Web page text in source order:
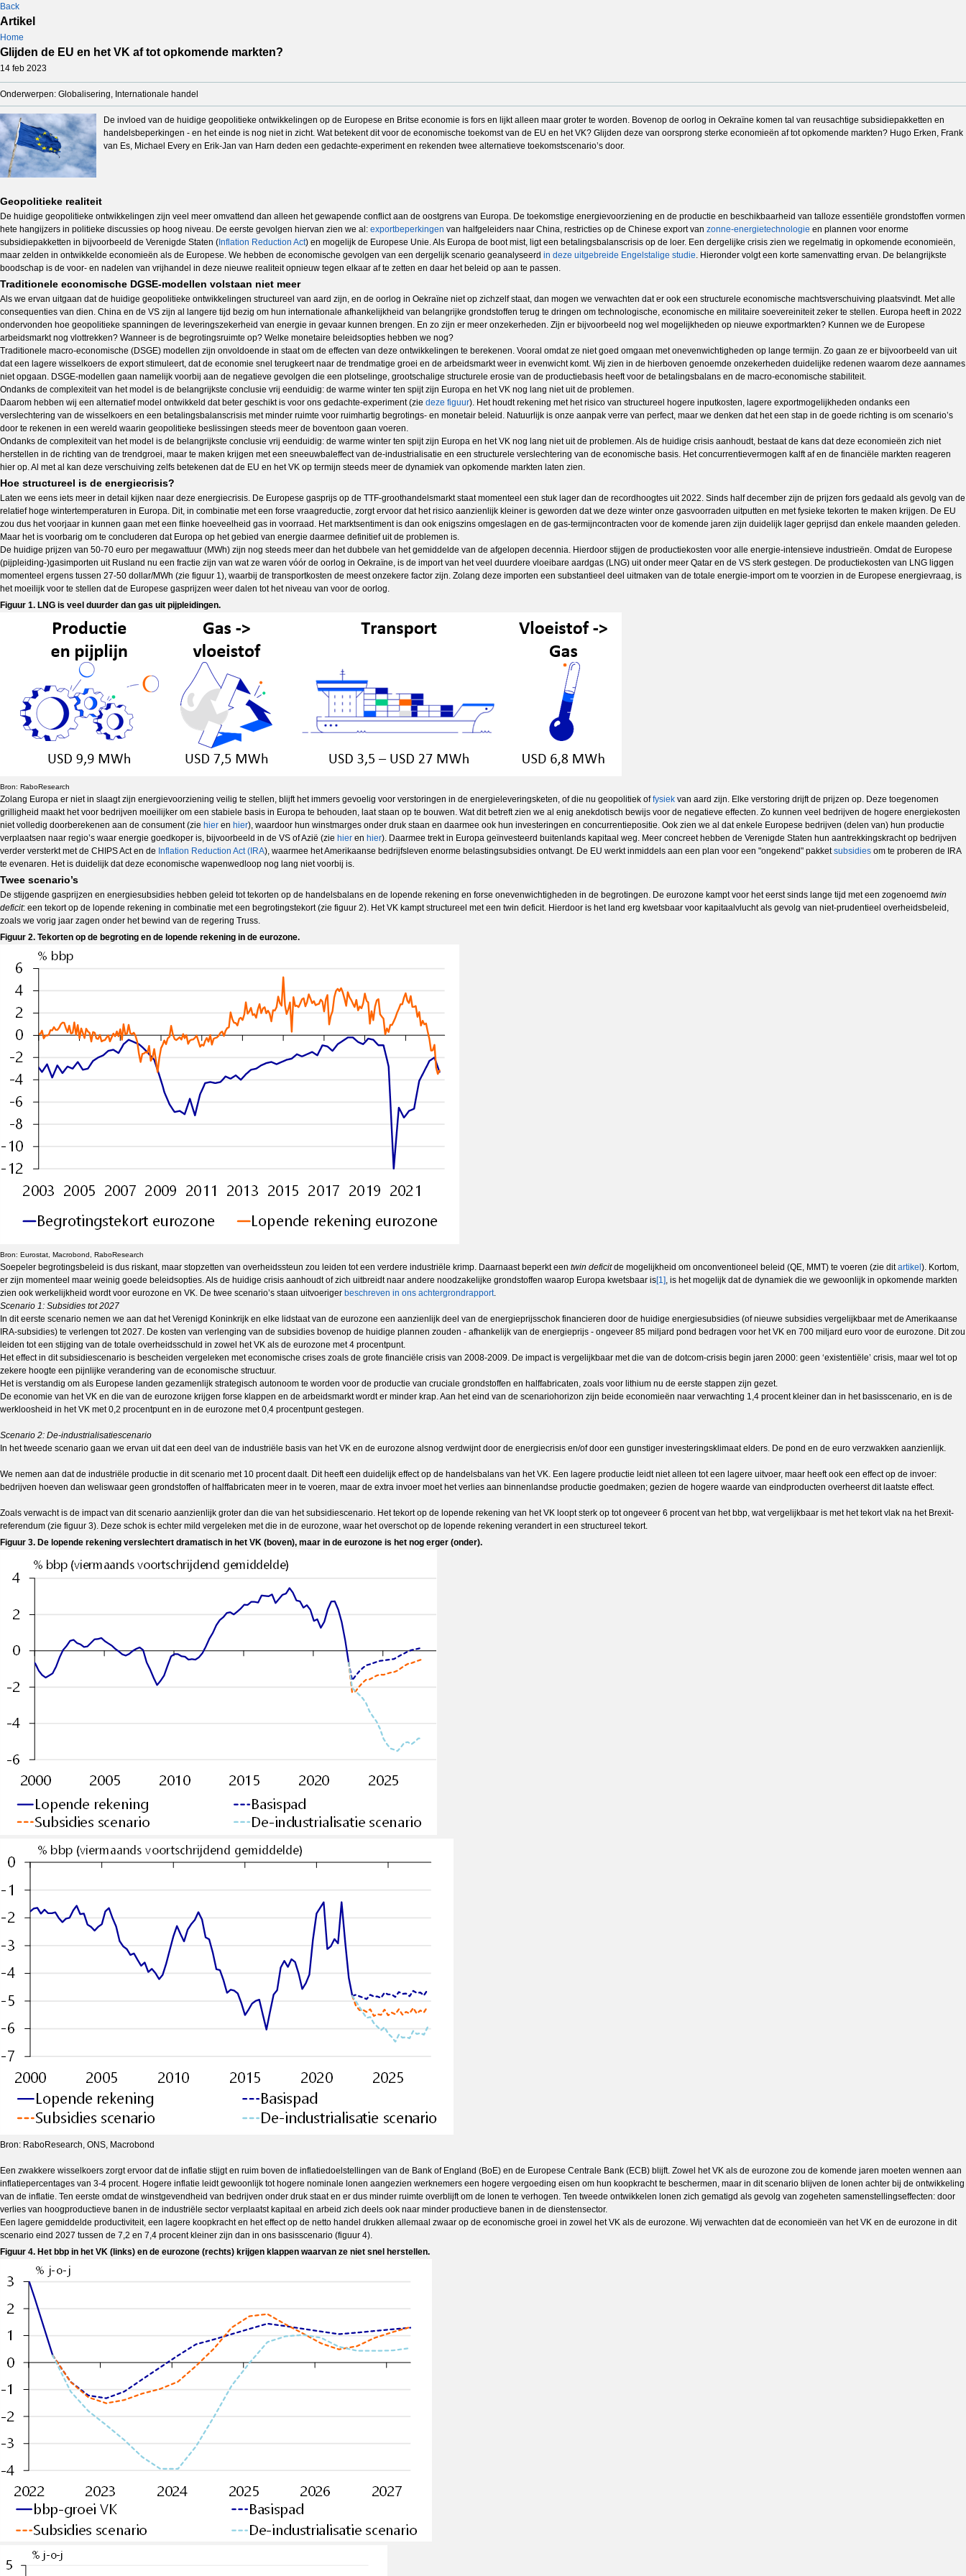
Back
Artikel
Home
Glijden de EU en het VK af tot opkomende markten?
14 feb 2023
Onderwerpen: Globalisering, Internationale handel
De invloed van de huidige geopolitieke ontwikkelingen op de Europese en Britse economie is fors en lijkt alleen maar groter te worden. Bovenop de oorlog in Oekraïne komen tal van reusachtige subsidiepakketten en
handelsbeperkingen - en het einde is nog niet in zicht. Wat betekent dit voor de economische toekomst van de EU en het VK? Glijden deze van oorsprong sterke economieën af tot opkomende markten? Hugo Erken, Frank
van Es, Michael Every en Erik-Jan van Harn deden een gedachte-experiment en rekenden twee alternatieve toekomstscenario’s door.
Geopolitieke realiteit
De huidige geopolitieke ontwikkelingen zijn veel meer omvattend dan alleen het gewapende conflict aan de oostgrens van Europa. De toekomstige energievoorziening en de productie en beschikbaarheid van talloze essentiële grondstoffen vormen
hete hangijzers in politieke discussies op hoog niveau. De eerste gevolgen hiervan zien we al: exportbeperkingen van halfgeleiders naar China, restricties op de Chinese export van zonne-energietechnologie en plannen voor enorme
subsidiepakketten in bijvoorbeeld de Verenigde Staten ( Inflation Reduction Act) en mogelijk de Europese Unie. Als Europa de boot mist, ligt een betalingsbalanscrisis op de loer. Een dergelijke crisis zien we regelmatig in opkomende economieën,
maar zelden in ontwikkelde economieën als de Europese. We hebben de economische gevolgen van een dergelijk scenario geanalyseerd in deze uitgebreide Engelstalige studie. Hieronder volgt een korte samenvatting ervan. De belangrijkste
boodschap is de voor- en nadelen van vrijhandel in deze nieuwe realiteit opnieuw tegen elkaar af te zetten en daar het beleid op aan te passen.
Traditionele economische DGSE-modellen volstaan niet meer
Als we ervan uitgaan dat de huidige geopolitieke ontwikkelingen structureel van aard zijn, en de oorlog in Oekraïne niet op zichzelf staat, dan mogen we verwachten dat er ook een structurele economische machtsverschuiving plaatsvindt. Met alle
consequenties van dien. China en de VS zijn al langere tijd bezig om hun internationale afhankelijkheid van belangrijke grondstoffen terug te dringen om technologische, economische en militaire soevereiniteit zeker te stellen. Europa heeft in 2022
ondervonden hoe geopolitieke spanningen de leveringszekerheid van energie in gevaar kunnen brengen. En zo zijn er meer onzekerheden. Zijn er bijvoorbeeld nog wel mogelijkheden op nieuwe exportmarkten? Kunnen we de Europese
arbeidsmarkt nog vlottrekken? Wanneer is de begrotingsruimte op? Welke monetaire beleidsopties hebben we nog?
Traditionele macro-economische (DSGE) modellen zijn onvoldoende in staat om de effecten van deze ontwikkelingen te berekenen. Vooral omdat ze niet goed omgaan met onevenwichtigheden op lange termijn. Zo gaan ze er bijvoorbeeld van uit
dat een lagere wisselkoers de export stimuleert, dat de economie snel terugkeert naar de trendmatige groei en de arbeidsmarkt weer in evenwicht komt. Wij zien in de hierboven genoemde onzekerheden duidelijke redenen waarom deze aannames
niet opgaan. DSGE-modellen gaan namelijk voorbij aan de negatieve gevolgen die een plotselinge, grootschalige structurele erosie van de productiebasis heeft voor de betalingsbalans en de macro-economische stabiliteit.
Ondanks de complexiteit van het model is de belangrijkste conclusie vrij eenduidig: de warme winter ten spijt zijn Europa en het VK nog lang niet uit de problemen.
Daarom hebben wij een alternatief model ontwikkeld dat beter geschikt is voor ons gedachte-experiment (zie deze figuur). Het houdt rekening met het risico van structureel hogere inputkosten, lagere exportmogelijkheden ondanks een
verslechtering van de wisselkoers en een betalingsbalanscrisis met minder ruimte voor ruimhartig begrotings- en monetair beleid. Natuurlijk is onze aanpak verre van perfect, maar we denken dat het een stap in de goede richting is om scenario’s
door te rekenen in een wereld waarin geopolitieke beslissingen steeds meer de boventoon gaan voeren.
Ondanks de complexiteit van het model is de belangrijkste conclusie vrij eenduidig: de warme winter ten spijt zijn Europa en het VK nog lang niet uit de problemen. Als de huidige crisis aanhoudt, bestaat de kans dat deze economieën zich niet
herstellen in de richting van de trendgroei, maar te maken krijgen met een sneeuwbaleffect van de-industrialisatie en een structurele verslechtering van de economische basis. Het concurrentievermogen kalft af en de financiële markten reageren
hier op. Al met al kan deze verschuiving zelfs betekenen dat de EU en het VK op termijn steeds meer de dynamiek van opkomende markten laten zien.
Hoe structureel is de energiecrisis?
Laten we eens iets meer in detail kijken naar deze energiecrisis. De Europese gasprijs op de TTF-groothandelsmarkt staat momenteel een stuk lager dan de recordhoogtes uit 2022. Sinds half december zijn de prijzen fors gedaald als gevolg van de
relatief hoge wintertemperaturen in Europa. Dit, in combinatie met een forse vraagreductie, zorgt ervoor dat het risico aanzienlijk kleiner is geworden dat we deze winter onze gasvoorraden uitputten en met fysieke tekorten te maken krijgen. De EU
zou dus het voorjaar in kunnen gaan met een flinke hoeveelheid gas in voorraad. Het marktsentiment is dan ook enigszins omgeslagen en de gas-termijncontracten voor de komende jaren zijn duidelijk lager geprijsd dan enkele maanden geleden.
Maar het is voorbarig om te concluderen dat Europa op het gebied van energie daarmee definitief uit de problemen is.
De huidige prijzen van 50-70 euro per megawattuur (MWh) zijn nog steeds meer dan het dubbele van het gemiddelde van de afgelopen decennia. Hierdoor stijgen de productiekosten voor alle energie-intensieve industrieën. Omdat de Europese
(pijpleiding-)gasimporten uit Rusland nu een fractie zijn van wat ze waren vóór de oorlog in Oekraïne, is de import van het veel duurdere vloeibare aardgas (LNG) uit onder meer Qatar en de VS sterk gestegen. De productiekosten van LNG liggen
momenteel ergens tussen 27-50 dollar/MWh (zie figuur 1), waarbij de transportkosten de meest onzekere factor zijn. Zolang deze importen een substantieel deel uitmaken van de totale energie-import om te voorzien in de Europese energievraag, is
het moeilijk voor te stellen dat de Europese gasprijzen weer dalen tot het niveau van voor de oorlog.
Figuur 1. LNG is veel duurder dan gas uit pijpleidingen.
Bron: RaboResearch
Zolang Europa er niet in slaagt zijn energievoorziening veilig te stellen, blijft het immers gevoelig voor verstoringen in de energieleveringsketen, of die nu geopolitiek offysiek van aard zijn. Elke verstoring drijft de prijzen op. Deze toegenomen
grilligheid maakt het voor bedrijven moeilijker om een stabiele basis in Europa te behouden, laat staan op te bouwen. Wat dit betreft zien we al enig anekdotisch bewijs voor de negatieve effecten. Zo kunnen veel bedrijven de hogere energiekosten
niet volledig doorberekenen aan de consument (zie hier en hier), waardoor hun winstmarges onder druk staan en daarmee ook hun investeringen en concurrentiepositie. Ook zien we al dat enkele Europese bedrijven (delen van) hun productie
verplaatsen naar regio’s waar energie goedkoper is, bijvoorbeeld in de VS of Azië (zie hier en hier). Daarmee trekt in Europa geïnvesteerd buitenlands kapitaal weg. Meer concreet hebben de Verenigde Staten hun aantrekkingskracht op bedrijven
verder versterkt met de CHIPS Act en de Inflation Reduction Act (IRA), waarmee het Amerikaanse bedrijfsleven enorme belastingsubsidies ontvangt. De EU werkt inmiddels aan een plan voor een "ongekend" pakketsubsidies om te proberen de IRA
te evenaren. Het is duidelijk dat deze economische wapenwedloop nog lang niet voorbij is.
Twee scenario’s
De stijgende gasprijzen en energiesubsidies hebben geleid tot tekorten op de handelsbalans en de lopende rekening en forse onevenwichtigheden in de begrotingen. De eurozone kampt voor het eerst sinds lange tijd met een zogenoemd twin
deficit: een tekort op de lopende rekening in combinatie met een begrotingstekort (zie figuur 2). Het VK kampt structureel met een twin deficit. Hierdoor is het land erg kwetsbaar voor kapitaalvlucht als gevolg van niet-prudentieel overheidsbeleid,
zoals we vorig jaar zagen onder het bewind van de regering Truss.
Figuur 2. Tekorten op de begroting en de lopende rekening in de eurozone.
Bron: Eurostat, Macrobond, RaboResearch
Soepeler begrotingsbeleid is dus riskant, maar stopzetten van overheidssteun zou leiden tot een verdere industriële krimp. Daarnaast beperkt een twin deficitde mogelijkheid om onconventioneel beleid (QE, MMT) te voeren (zie ditartikel ). Kortom,
er zijn momenteel maar weinig goede beleidsopties. Als de huidige crisis aanhoudt of zich uitbreidt naar andere noodzakelijke grondstoffen waarop Europa kwetsbaar is[1], is het mogelijk dat de dynamiek die we gewoonlijk in opkomende markten
zien ook werkelijkheid wordt voor eurozone en VK. De twee scenario’s staan uitvoeriger beschreven in ons achtergrondrapport.
Scenario 1: Subsidies tot 2027
In dit eerste scenario nemen we aan dat het Verenigd Koninkrijk en elke lidstaat van de eurozone een aanzienlijk deel van de energieprijsschok financieren door de huidige energiesubsidies (of nieuwe subsidies vergelijkbaar met de Amerikaanse
IRA-subsidies) te verlengen tot 2027. De kosten van verlenging van de subsidies bovenop de huidige plannen zouden - afhankelijk van de energieprijs - ongeveer 85 miljard pond bedragen voor het VK en 700 miljard euro voor de eurozone. Dit zou
leiden tot een stijging van de totale overheidsschuld in zowel het VK als de eurozone met 4 procentpunt.
Het effect in dit subsidiescenario is bescheiden vergeleken met economische crises zoals de grote financiële crisis van 2008-2009. De impact is vergelijkbaar met die van de dotcom-crisis begin jaren 2000: geen ‘existentiële’ crisis, maar wel tot op
zekere hoogte een pijnlijke verandering van de economische structuur.
Het is verstandig om als Europese landen gezamenlijk strategisch autonoom te worden voor de productie van cruciale grondstoffen en halffabricaten, zoals voor lithium nu de eerste stappen zijn gezet.
De economie van het VK en die van de eurozone krijgen forse klappen en de arbeidsmarkt wordt er minder krap. Aan het eind van de scenariohorizon zijn beide economieën naar verwachting 1,4 procent kleiner dan in het basisscenario, en is de
werkloosheid in het VK met 0,2 procentpunt en in de eurozone met 0,4 procentpunt gestegen.
Scenario 2: De-industrialisatiescenario
In het tweede scenario gaan we ervan uit dat een deel van de industriële basis van het VK en de eurozone alsnog verdwijnt door de energiecrisis en/of door een gunstiger investeringsklimaat elders. De pond en de euro verzwakken aanzienlijk.
We nemen aan dat de industriële productie in dit scenario met 10 procent daalt. Dit heeft een duidelijk effect op de handelsbalans van het VK. Een lagere productie leidt niet alleen tot een lagere uitvoer, maar heeft ook een effect op de invoer:
bedrijven hoeven dan weliswaar geen grondstoffen of halffabricaten meer in te voeren, maar de extra invoer moet het verlies aan binnenlandse productie goedmaken; gezien de hogere waarde van eindproducten overheerst dit laatste effect.
Zoals verwacht is de impact van dit scenario aanzienlijk groter dan die van het subsidiescenario. Het tekort op de lopende rekening van het VK loopt sterk op tot ongeveer 6 procent van het bbp, wat vergelijkbaar is met het tekort vlak na het Brexit-
referendum (zie figuur 3). Deze schok is echter mild vergeleken met die in de eurozone, waar het overschot op de lopende rekening verandert in een structureel tekort.
Figuur 3. De lopende rekening verslechtert dramatisch in het VK (boven), maar in de eurozone is het nog erger (onder).
Bron: RaboResearch, ONS, Macrobond
Een zwakkere wisselkoers zorgt ervoor dat de inflatie stijgt en ruim boven de inflatiedoelstellingen van de Bank of England (BoE) en de Europese Centrale Bank (ECB) blijft. Zowel het VK als de eurozone zou de komende jaren moeten wennen aan
inflatiepercentages van 3-4 procent. Hogere inflatie leidt gewoonlijk tot hogere nominale lonen aangezien werknemers een hogere vergoeding eisen om hun koopkracht te beschermen, maar in dit scenario blijven de lonen achter bij de ontwikkeling
van de inflatie. Ten eerste omdat de winstgevendheid van bedrijven onder druk staat en er dus minder ruimte overblijft om de lonen te verhogen. Ten tweede ontwikkelen lonen zich gematigd als gevolg van zogeheten samenstellingseffecten: door
verlies van hoogproductieve banen in de industriële sector verplaatst kapitaal en arbeid zich deels ook naar minder productieve banen in de dienstensector.
Een lagere gemiddelde productiviteit, een lagere koopkracht en het effect op de netto handel drukken allemaal zwaar op de economische groei in zowel het VK als de eurozone. Wij verwachten dat de economieën van het VK en de eurozone in dit
scenario eind 2027 tussen de 7,2 en 7,4 procent kleiner zijn dan in ons basisscenario (figuur 4).
Figuur 4. Het bbp in het VK (links) en de eurozone (rechts) krijgen klappen waarvan ze niet snel herstellen.